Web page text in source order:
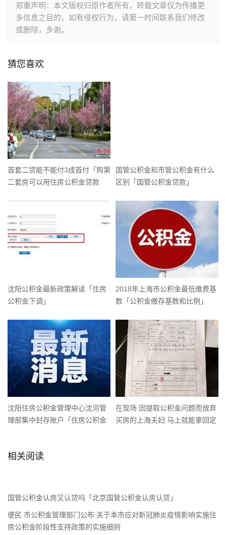
郑重声明：本文版权归原作者所有，转载文章仅为传播更
多信息之目的，如有侵权行为，请第一时间联系我们修改
或删除，多谢。
猜您喜欢
首套二贷能不能付3成首付「购第
二套房可以用住房公积金贷款
国管公积金和市管公积金有什么
区别「国管公积金贷款」
沈阳公积金最新政策解读「住房
公积金下调」
2018年上海市公积金最低缴费基
数「公积金缴存基数和比例」
沈阳住房公积金管理中心沈河管
理部集中封存账户「住房公积金
在现场 因提取公积金问题而放弃
买房的上海夫妇 马上就能拿回定
相关阅读
国管公积金认房又认贷吗「北京国管公积金认房认贷」
便民 市公积金管理部门公布 关于本市应对新冠肺炎疫情影响实施住
房公积金阶段性支持政策的实施细则